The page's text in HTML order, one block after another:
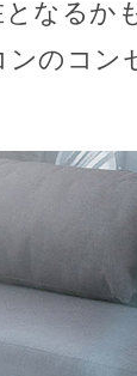
なるか
のコン